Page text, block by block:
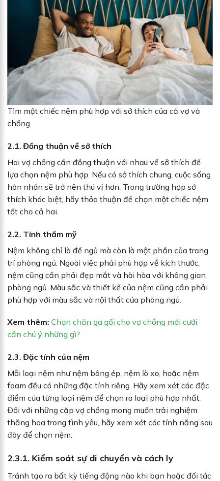
Tìm một chiếc nệm phù hợp với sở thích của cả vợ và
chồng
2.1. Đồng thuận về sở thích
Hai vợ chồng cần đồng thuận với nhau về sở thích để
lựa chọn nệm phù hợp. Nếu có sở thích chung, cuộc sống
hôn nhân sẽ trở nên thú vị hơn. Trong trường hợp sở
thích khác biệt, hãy thỏa thuận để chọn một chiếc nệm
tốt cho cả hai.
2.2. Tính thẩm mỹ
Nệm không chỉ là để ngủ mà còn là một phần của trang
trí phòng ngủ. Ngoài việc phải phù hợp về kích thước,
nệm cũng cần phải đẹp mắt và hài hòa với không gian
phòng ngủ. Màu sắc và thiết kế của nệm cũng cần phải
phù hợp với màu sắc và nội thất của phòng ngủ.
Xem thêm: Chọn chăn ga gối cho vợ chồng mới cưới
cần chú ý những gì?
2.3. Đặc tính của nệm
Mỗi loại nệm như nệm bông ép, nệm lò xo, hoặc nệm
foam đều có những đặc tính riêng. Hãy xem xét các đặc
điểm của từng loại nệm để chọn ra loại phù hợp nhất.
Đối với những cặp vợ chồng mong muốn trải nghiệm
thăng hoa trong tình yêu, hãy xem xét các tính năng sau
đây để chọn nệm:
2.3.1. Kiểm soát sự di chuyển và cách ly
Tránh tạo ra bất kỳ tiếng động nào khi bạn hoặc đối tác